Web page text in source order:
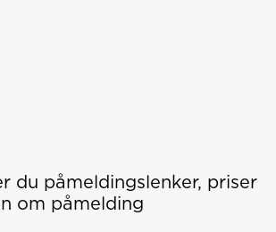
du påmeldingslenker, priser
om påmelding